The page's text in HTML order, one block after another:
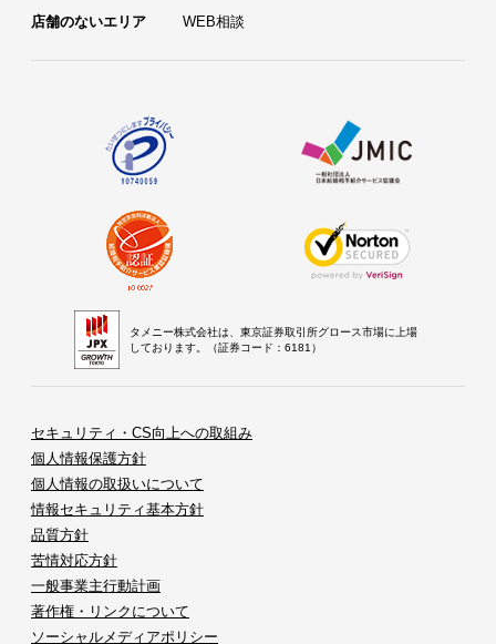
店舗のないエリア
WEB相談
タメニー株式会社は、東京証券取引所グロース市場に上場
しております。（証券コード：6181）
セキュリティ・CS向上への取組み
個人情報保護方針
個人情報の取扱いについて
情報セキュリティ基本方針
品質方針
苦情対応方針
一般事業主行動計画
著作権・リンクについて
ソーシャルメディアポリシー